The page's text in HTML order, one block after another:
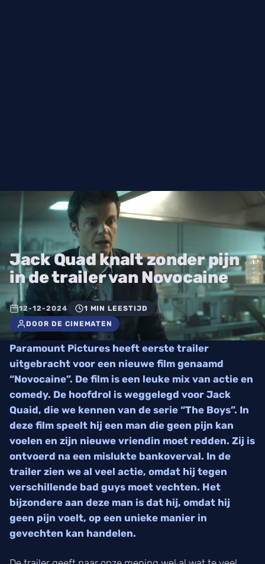
Jack Quad knalt zonder pijn
in de trailer van Novocaine
12-12-2024
1 MIN LEESTIJD
DOOR DE CINEMATEN
Paramount Pictures heeft eerste trailer
uitgebracht voor een nieuwe film genaamd
“Novocaine”. De film is een leuke mix van actie en
comedy. De hoofdrol is weggelegd voor Jack
Quaid, die we kennen van de serie “The Boys”. In
deze film speelt hij een man die geen pijn kan
voelen en zijn nieuwe vriendin moet redden. Zij is
ontvoerd na een mislukte bankoverval. In de
trailer zien we al veel actie, omdat hij tegen
verschillende bad guys moet vechten. Het
bijzondere aan deze man is dat hij, omdat hij
geen pijn voelt, op een unieke manier in
gevechten kan handelen.